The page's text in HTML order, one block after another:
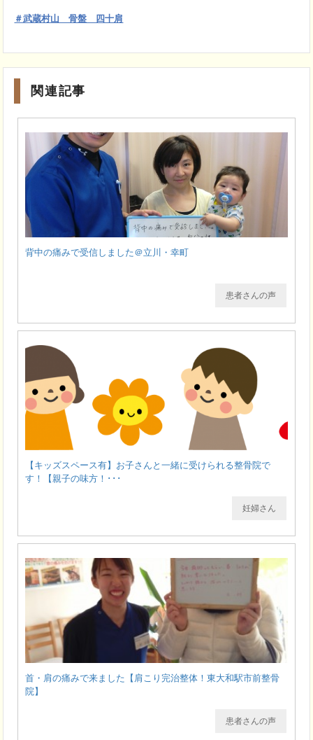
＃武蔵村山 骨盤 四十肩
関連記事
背中の痛みで受信しました＠立川・幸町
患者さんの声
【キッズスペース有】お子さんと一緒に受けられる整骨院で
す！【親子の味方！･･･
妊婦さん
首・肩の痛みで来ました【肩こり完治整体！東大和駅市前整骨
院】
患者さんの声